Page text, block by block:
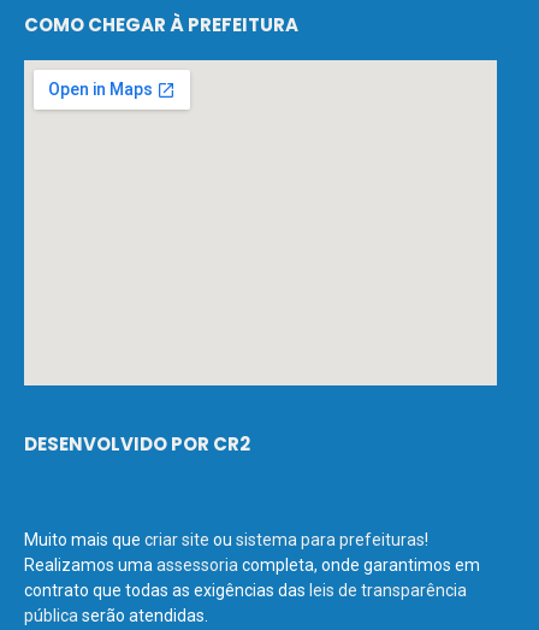
COMO CHEGAR À PREFEITURA
DESENVOLVIDO POR CR2
Muito mais que criar site ou sistema para prefeituras!
Realizamos uma assessoria completa, onde garantimos em
contrato que todas as exigências das leis de transparência
pública serão atendidas.